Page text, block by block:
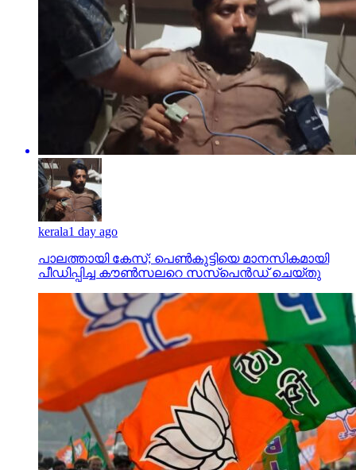
kerala1 day ago
പാലത്തായി കേസ്; പെൺകുട്ടിയെ മാനസികമായി
പീഡിപ്പിച്ച കൗൺസലറെ സസ്പെൻഡ് ചെയ്തു